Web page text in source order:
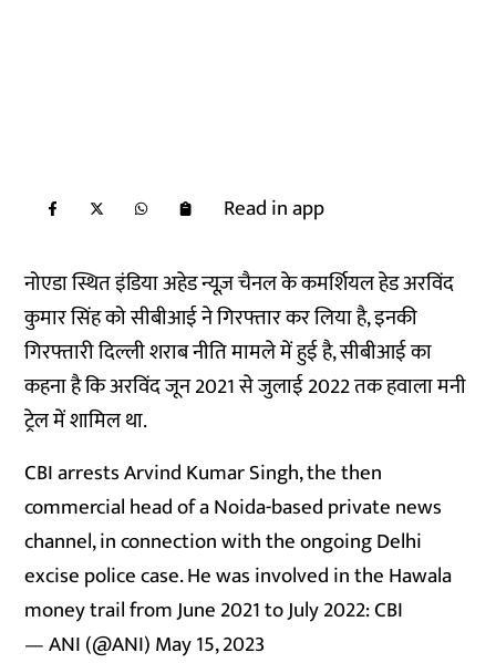
Read in app
नोएडा स्थित इंडिया अहेड न्यूज़ चैनल के कमर्शियल हेड अरविंद
कुमार सिंह को सीबीआई ने गिरफ्तार कर लिया है, इनकी
गिरफ्तारी दिल्ली शराब नीति मामले में हुई है, सीबीआई का
कहना है कि अरविंद जून 2021 से जुलाई 2022 तक हवाला मनी
ट्रेल में शामिल था.
CBI arrests Arvind Kumar Singh, the then
commercial head of a Noida-based private news
channel, in connection with the ongoing Delhi
excise police case. He was involved in the Hawala
money trail from June 2021 to July 2022: CBI
— ANI (@ANI)May 15, 2023